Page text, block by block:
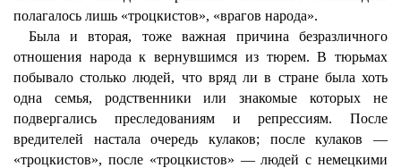
полагалось лишь «троцкистов», «врагов народа».
Была и вторая, тоже важная причина безразличного
отношения народа к вернувшимся из тюрем. В тюрьмах
побывало столько людей, что вряд ли в стране была хоть
одна семья, родственники или знакомые которых не
подвергались преследованиям и репрессиям. После
вредителей настала очередь кулаков; после кулаков —
«троцкистов», после «троцкистов» — людей с немецкими